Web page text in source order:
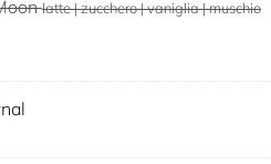
latte | zucchero | vaniglia | muschio